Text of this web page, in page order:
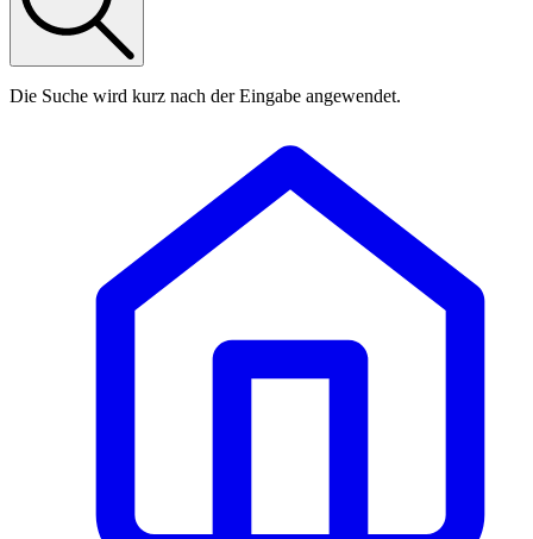
Die Suche wird kurz nach der Eingabe angewendet.